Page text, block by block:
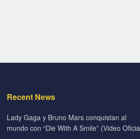
Recent News
Lady Gaga y Bruno Mars conquistan al
mundo con “Die With A Smile” (Video